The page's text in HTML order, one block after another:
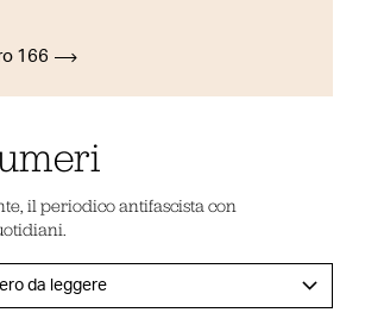
166
il periodico antifascista con